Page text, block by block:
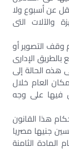
عن أسبوع ولا
والآلات التى
وقف التصوير أو
بالطريق الإدارى
الحالة إلى
العام خلال
فيها على وجه
هذا القانون
جنيها مصريا
المادة الثامنة